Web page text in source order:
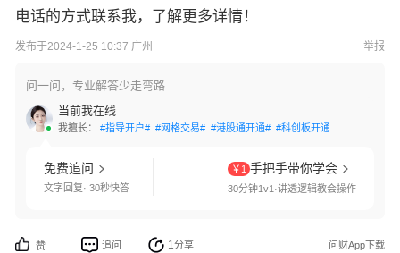
电话的方式联系我，了解更多详情！
发布于2024-1-25 10:37 广州 举报
问一问，专业解答少走弯路
当前我在线
我擅长： #指导开户# #网格交易# #港股通开通# #科创板开通#
免费追问
文字回复· 30秒快答
￥1 手把手带你学会
30分钟1v1·讲透逻辑教会操作
赞 追问 1分享 问财App下载